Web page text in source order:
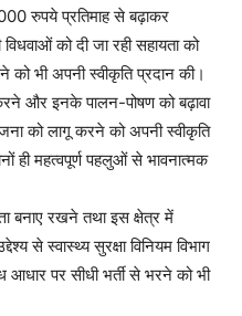
रुपये प्रतिमाह से बढ़ाकर
को दी जा रही सहायता को
भी अपनी स्वीकृति प्रदान की।
करने और इनके पालन-पोषण को बढ़ावा
को लागू करने को अपनी स्वीकृति
ही महत्वपूर्ण पहलुओं से भावनात्मक
बनाए रखने तथा इस क्षेत्र में
से स्वास्थ्य सुरक्षा विनियम विभाग
पर सीधी भर्ती से भरने को भी